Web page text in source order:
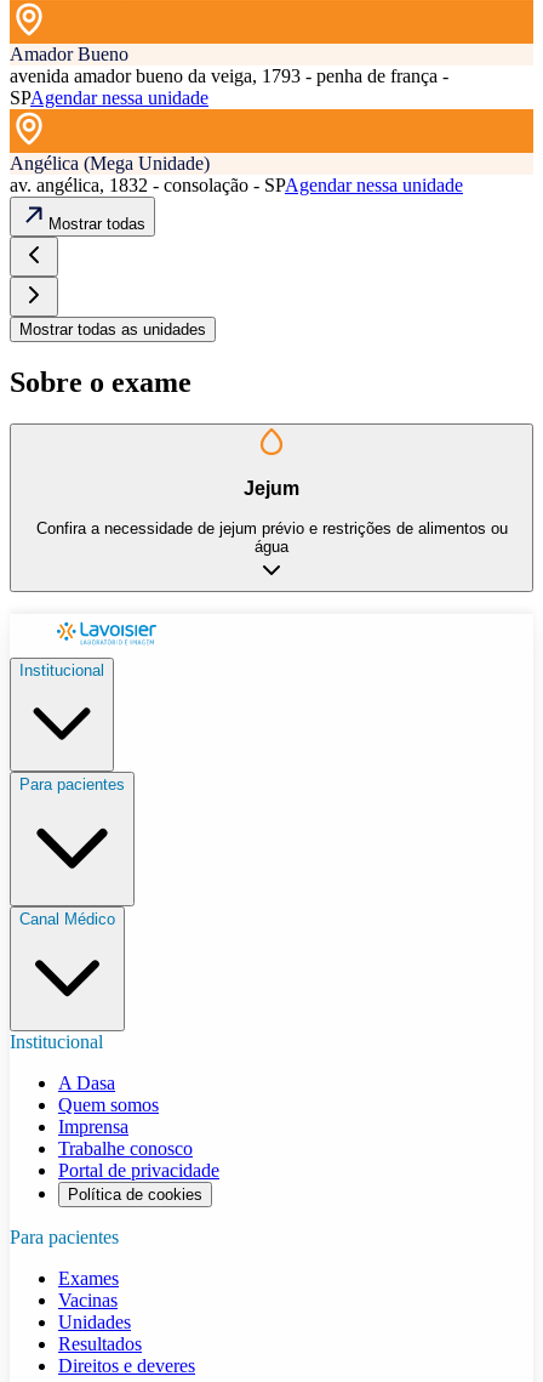
Amador Bueno
avenida amador bueno da veiga, 1793 - penha de frança -
SPAgendar nessa unidade
Angélica (Mega Unidade)
av. angélica, 1832 - consolação - SPAgendar nessa unidade
Mostrar todas
Mostrar todas as unidades
Sobre o exame
Jejum
Confira a necessidade de jejum prévio e restrições de alimentos ou
água
Institucional
Para pacientes
Canal Médico
Institucional
A Dasa
Quem somos
Imprensa
Trabalhe conosco
Portal de privacidade
Política de cookies
Para pacientes
Exames
Vacinas
Unidades
Resultados
Direitos e deveres